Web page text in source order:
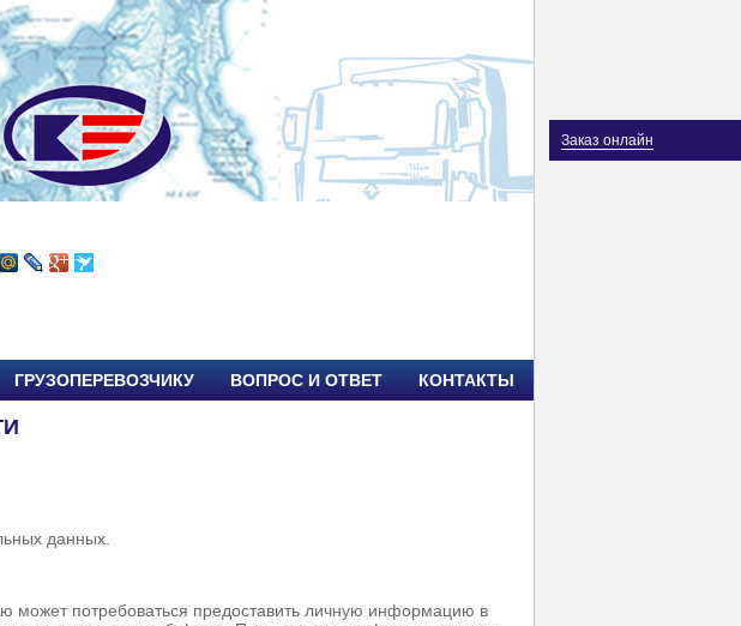
ГРУЗОПЕРЕВОЗЧИКУ ВОПРОС И ОТВЕТ КОНТАКТЫ
данных.
может потребоваться предоставить личную информацию в
Заказ онлайн